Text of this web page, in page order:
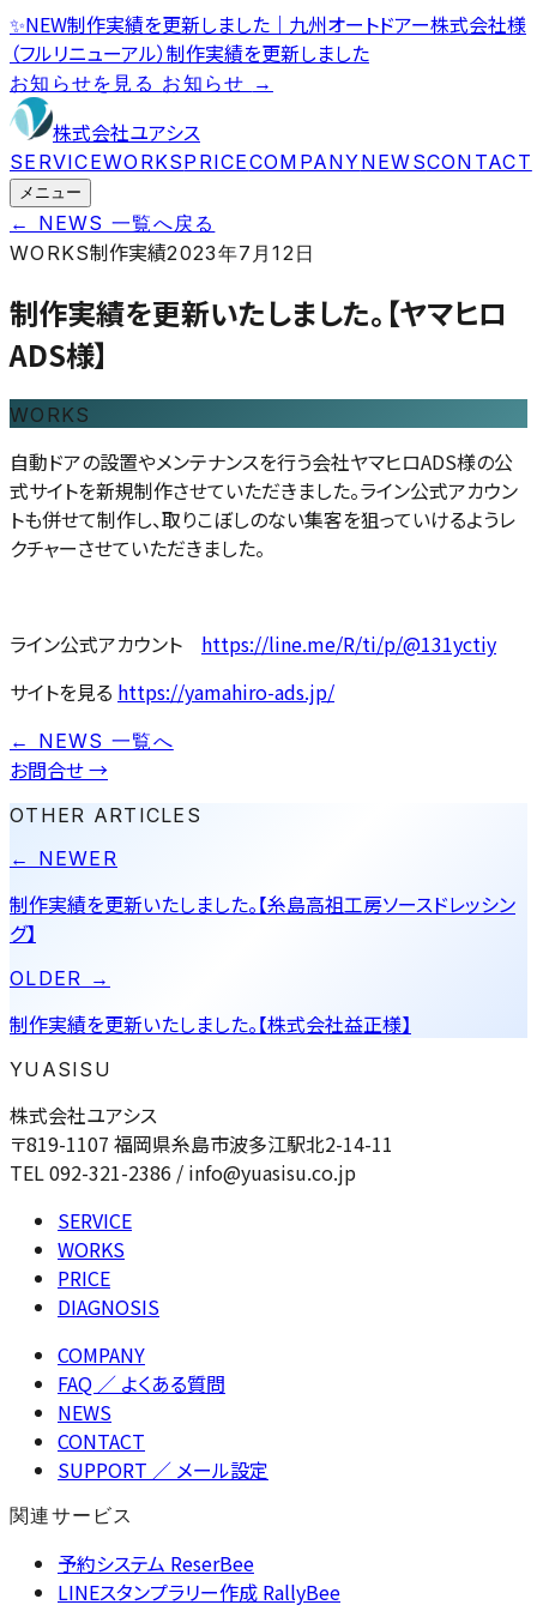
✨NEW制作実績を更新しました｜九州オートドアー株式会社様
（フルリニューアル）制作実績を更新しました
お知らせを見る お知らせ →
株式会社ユアシス
SERVICEWORKSPRICECOMPANYNEWSCONTACT
メニュー
← NEWS 一覧へ戻る
WORKS制作実績2023年7月12日
制作実績を更新いたしました。【ヤマヒロ
ADS様】
WORKS
自動ドアの設置やメンテナンスを行う会社ヤマヒロADS様の公
式サイトを新規制作させていただきました。ライン公式アカウン
トも併せて制作し、取りこぼしのない集客を狙っていけるようレ
クチャーさせていただきました。
ライン公式アカウント https://line.me/R/ti/p/@131yctiy
サイトを見る https://yamahiro-ads.jp/
← NEWS 一覧へ
お問合せ→
OTHER ARTICLES
← NEWER
制作実績を更新いたしました。【糸島高祖工房ソースドレッシン
グ】
OLDER →
制作実績を更新いたしました。【株式会社益正様】
YUASISU
株式会社ユアシス
〒819-1107 福岡県糸島市波多江駅北2-14-11
TEL 092-321-2386 / info@yuasisu.co.jp
SERVICE
WORKS
PRICE
DIAGNOSIS
COMPANY
FAQ ／ よくある質問
NEWS
CONTACT
SUPPORT ／ メール設定
関連サービス
予約システム ReserBee
LINEスタンプラリー作成 RallyBee